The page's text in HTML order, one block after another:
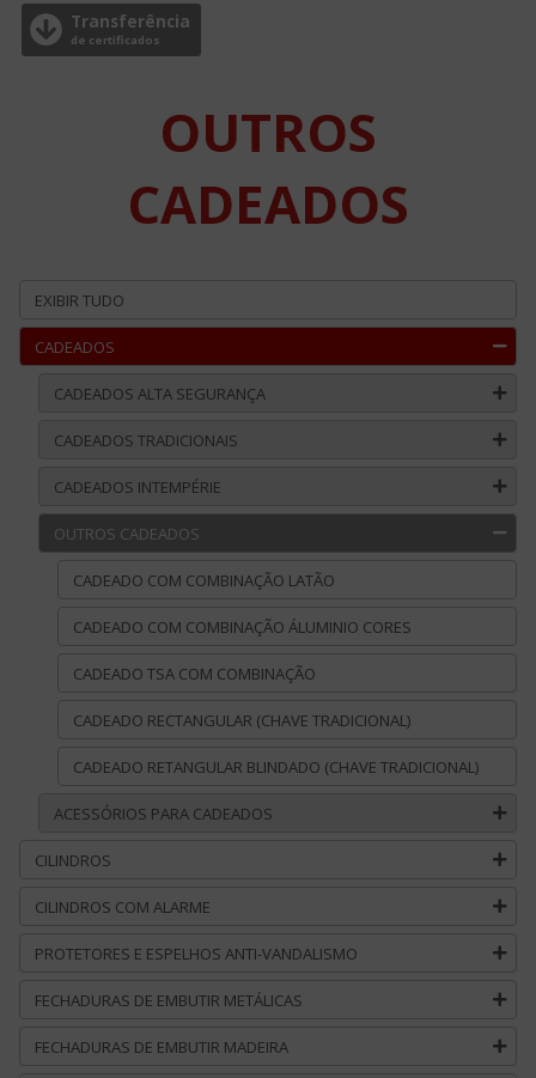
Transferência
de certificados
OUTROS
CADEADOS
EXIBIR TUDO
CADEADOS
CADEADOS ALTA SEGURANÇA
CADEADOS TRADICIONAIS
CADEADOS INTEMPÉRIE
OUTROS CADEADOS
CADEADO COM COMBINAÇÃO LATÃO
CADEADO COM COMBINAÇÃO ÁLUMINIO CORES
CADEADO TSA COM COMBINAÇÃO
CADEADO RECTANGULAR (CHAVE TRADICIONAL)
CADEADO RETANGULAR BLINDADO (CHAVE TRADICIONAL)
ACESSÓRIOS PARA CADEADOS
CILINDROS
CILINDROS COM ALARME
PROTETORES E ESPELHOS ANTI-VANDALISMO
FECHADURAS DE EMBUTIR METÁLICAS
FECHADURAS DE EMBUTIR MADEIRA